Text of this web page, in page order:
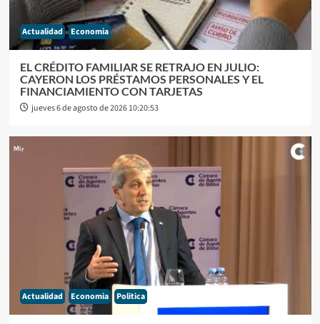
Actualidad Economia
EL CRÉDITO FAMILIAR SE RETRAJO EN JULIO:
CAYERON LOS PRÉSTAMOS PERSONALES Y EL
FINANCIAMIENTO CON TARJETAS
jueves 6 de agosto de 2026 10:20:53
Actualidad Economia Politica